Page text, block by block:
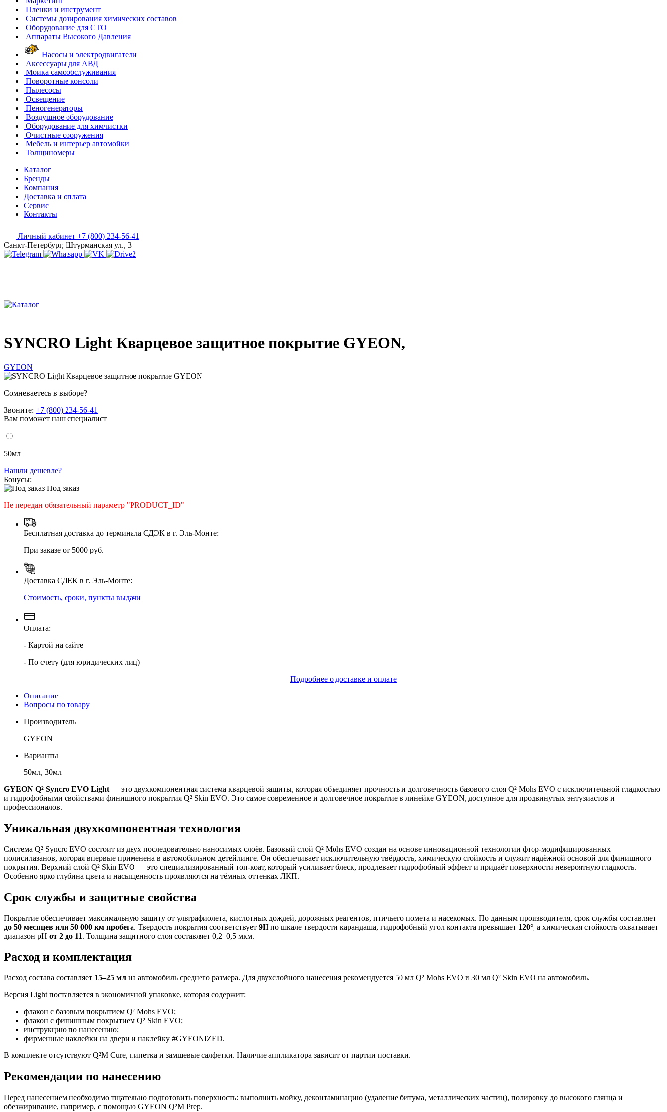
Пленки и инструмент
Системы дозирования химических составов
Оборудование для СТО
Аппараты Высокого Давления
Насосы и электродвигатели
Аксессуары для АВД
Мойка самообслуживания
Поворотные консоли
Пылесосы
Освещение
Пеногенераторы
Воздушное оборудование
Оборудование для химчистки
Очистные сооружения
Мебель и интерьер автомойки
Толщиномеры
Каталог
Бренды
Компания
Доставка и оплата
Сервис
Контакты
Личный кабинет +7 (800) 234-56-41
Санкт-Петербург, Штурманская ул., 3
SYNCRO Light Кварцевое защитное покрытие GYEON,
GYEON
Сомневаетесь в выборе?
Звоните: +7 (800) 234-56-41
Вам поможет наш специалист
50мл
Нашли дешевле?
Бонусы:
Под заказ
Не передан обязательный параметр "PRODUCT_ID"
Бесплатная доставка до терминала СДЭК в г. Эль-Монте:
При заказе от 5000 руб.
Доставка СДЕК в г. Эль-Монте:
Стоимость, сроки, пункты выдачи
Оплата:
- Картой на сайте
- По счету (для юридических лиц)
Подробнее о доставке и оплате
Описание
Вопросы по товару
Производитель
GYEON
Варианты
50мл, 30мл
GYEON Q² Syncro EVO Light — это двухкомпонентная система кварцевой защиты, которая объединяет прочность и долговечность базового слоя Q² Mohs EVO с исключительной гладкостью
и гидрофобными свойствами финишного покрытия Q² Skin EVO. Это самое современное и долговечное покрытие в линейке GYEON, доступное для продвинутых энтузиастов и
профессионалов.
Уникальная двухкомпонентная технология
Система Q² Syncro EVO состоит из двух последовательно наносимых слоёв. Базовый слой Q² Mohs EVO создан на основе инновационной технологии фтор-модифицированных
полисилазанов, которая впервые применена в автомобильном детейлинге. Он обеспечивает исключительную твёрдость, химическую стойкость и служит надёжной основой для финишного
покрытия. Верхний слой Q² Skin EVO — это специализированный топ-коат, который усиливает блеск, продлевает гидрофобный эффект и придаёт поверхности невероятную гладкость.
Особенно ярко глубина цвета и насыщенность проявляются на тёмных оттенках ЛКП.
Срок службы и защитные свойства
Покрытие обеспечивает максимальную защиту от ультрафиолета, кислотных дождей, дорожных реагентов, птичьего помета и насекомых. По данным производителя, срок службы составляет
до 50 месяцев или 50 000 км пробега. Твердость покрытия соответствует 9Hпо шкале твердости карандаша, гидрофобный угол контакта превышает 120°, а химическая стойкость охватывает
диапазон pH от 2 до 11. Толщина защитного слоя составляет 0,2–0,5 мкм.
Расход и комплектация
Расход состава составляет 15–25 мл на автомобиль среднего размера. Для двухслойного нанесения рекомендуется 50 мл Q² Mohs EVO и 30 мл Q² Skin EVO на автомобиль.
Версия Light поставляется в экономичной упаковке, которая содержит:
флакон с базовым покрытием Q² Mohs EVO;
флакон с финишным покрытием Q² Skin EVO;
инструкцию по нанесению;
фирменные наклейки на двери и наклейку #GYEONIZED.
В комплекте отсутствуют Q²M Cure, пипетка и замшевые салфетки. Наличие аппликатора зависит от партии поставки.
Рекомендации по нанесению
Перед нанесением необходимо тщательно подготовить поверхность: выполнить мойку, деконтаминацию (удаление битума, металлических частиц), полировку до высокого глянца и
обезжиривание, например, с помощью GYEON Q²M Prep.